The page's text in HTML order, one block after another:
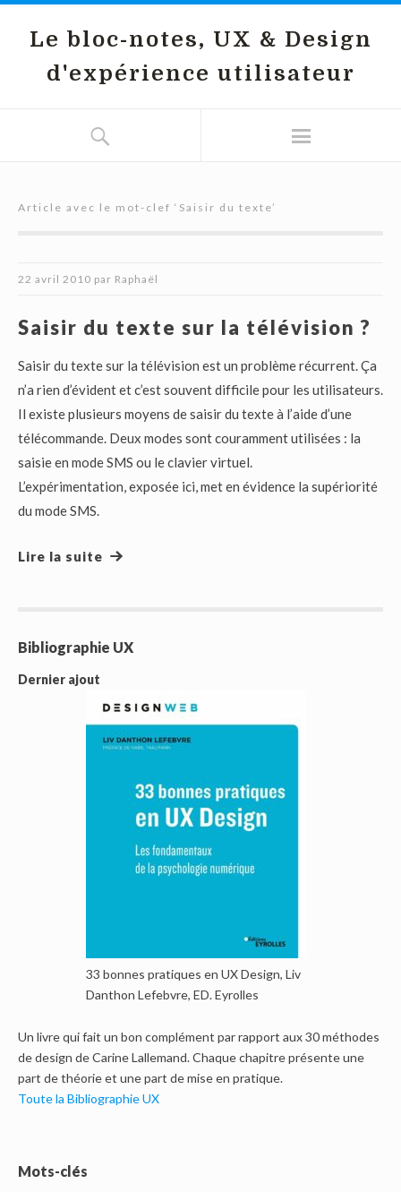
Le bloc-notes, UX & Design
d'expérience utilisateur
Article avec le mot-clef ‘ Saisir du texte’
22 avril 2010 par Raphaël
Saisir du texte sur la télévision ?
Saisir du texte sur la télévision est un problème récurrent. Ça
n’a rien d’évident et c’est souvent difficile pour les utilisateurs.
Il existe plusieurs moyens de saisir du texte à l’aide d’une
télécommande. Deux modes sont couramment utilisées : la
saisie en mode SMS ou le clavier virtuel.
L’expérimentation, exposée ici, met en évidence la supériorité
du mode SMS.
Lire la suite
Bibliographie UX
Dernier ajout
33 bonnes pratiques en UX Design, Liv
Danthon Lefebvre, ED. Eyrolles
Un livre qui fait un bon complément par rapport aux 30 méthodes
de design de Carine Lallemand. Chaque chapitre présente une
part de théorie et une part de mise en pratique.
Toute la Bibliographie UX
Mots-clés